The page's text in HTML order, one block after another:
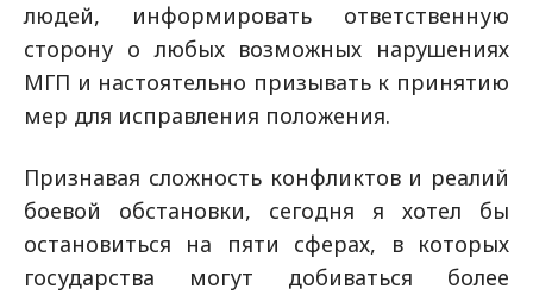
людей, информировать ответственную
сторону о любых возможных нарушениях
МГП и настоятельно призывать к принятию
мер для исправления положения.
Признавая сложность конфликтов и реалий
боевой обстановки, сегодня я хотел бы
остановиться на пяти сферах, в которых
государства могут добиваться более